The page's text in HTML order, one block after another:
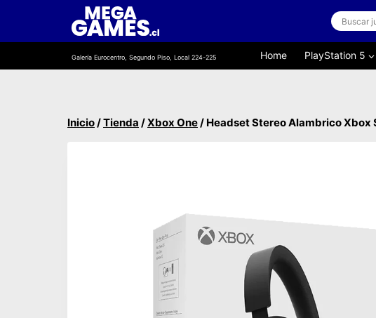
contenido
Galería Eurocentro, Segundo Piso, Local 224-225 Home PlayStation 5
Inicio/Tienda /Xbox One/ Headset Stereo Alambrico Xbox